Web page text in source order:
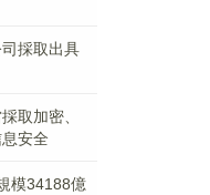
採取出具
取加密、
安全
模34188億